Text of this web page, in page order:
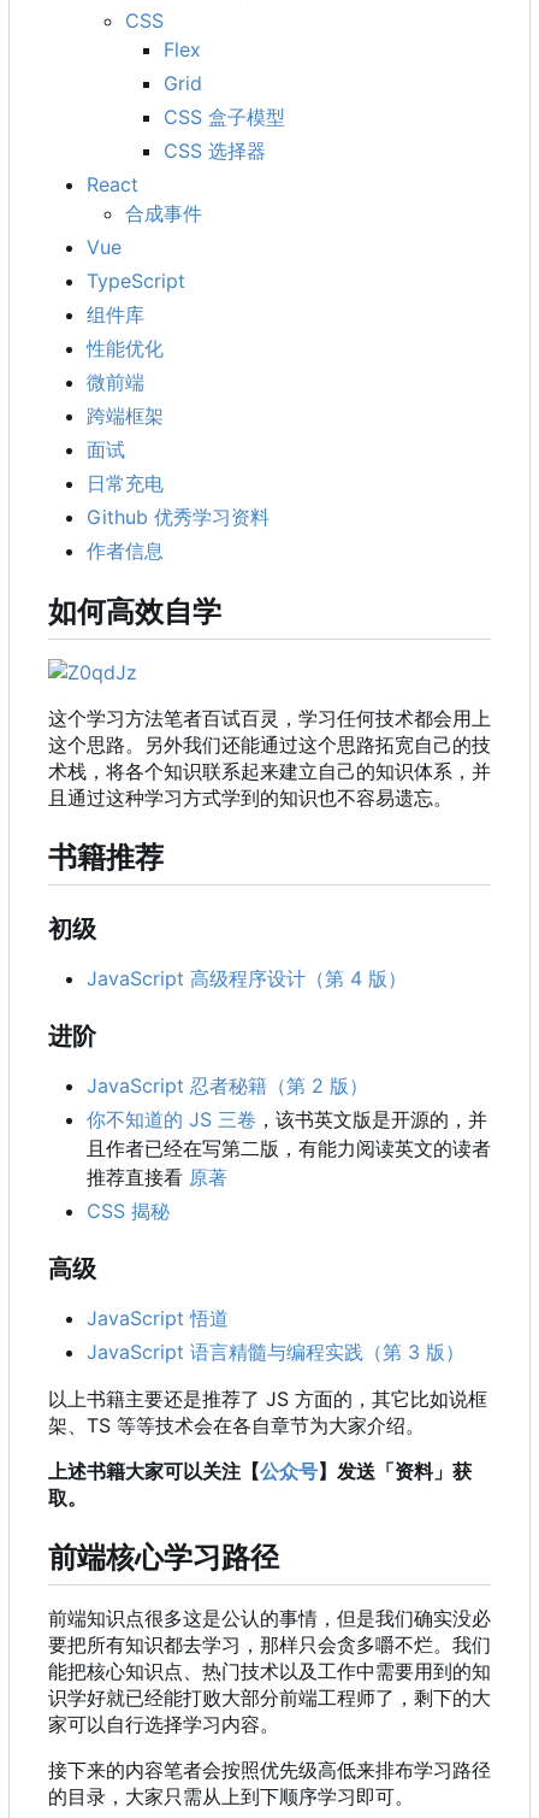
CSS
Flex
Grid
CSS 盒子模型
CSS 选择器
React
合成事件
Vue
TypeScript
组件库
性能优化
微前端
跨端框架
面试
日常充电
Github 优秀学习资料
作者信息
如何高效自学
这个学习方法笔者百试百灵，学习任何技术都会用上
这个思路。另外我们还能通过这个思路拓宽自己的技
术栈，将各个知识联系起来建立自己的知识体系，并
且通过这种学习方式学到的知识也不容易遗忘。
书籍推荐
初级
JavaScript 高级程序设计（第 4 版）
进阶
JavaScript 忍者秘籍（第 2 版）
你不知道的 JS 三卷 ，该书英文版是开源的，并
且作者已经在写第二版，有能力阅读英文的读者
推荐直接看 原著
CSS 揭秘
高级
JavaScript 悟道
JavaScript 语言精髓与编程实践（第 3 版）
以上书籍主要还是推荐了 JS 方面的 ， 其它比如说框
架、TS 等等技术会在各自章节为大家介绍。
上述书籍大家可以关注【公众号】发送「资料」获
取。
前端核心学习路径
前端知识点很多这是公认的事情，但是我们确实没必
要把所有知识都去学习，那样只会贪多嚼不烂。我们
能把核心知识点、热门技术以及工作中需要用到的知
识学好就已经能打败大部分前端工程师了，剩下的大
家可以自行选择学习内容。
接下来的内容笔者会按照优先级高低来排布学习路径
的目录，大家只需从上到下顺序学习即可。